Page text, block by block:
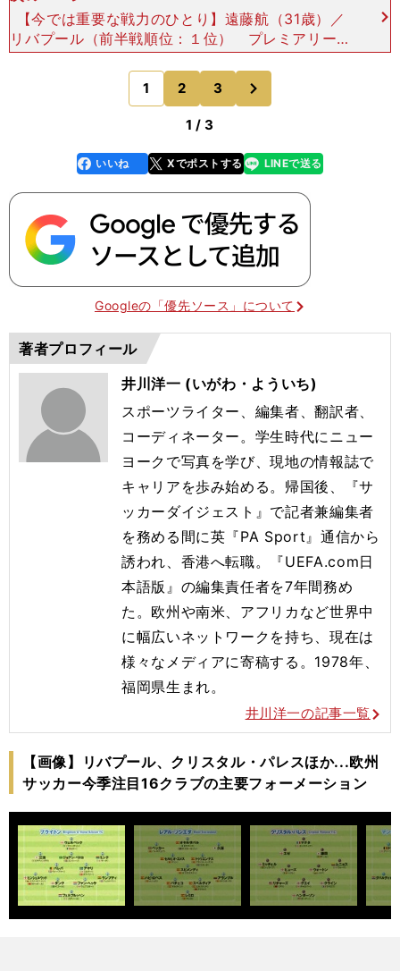
【今では重要な戦力のひとり】遠藤航（31歳）／
リバプール（前半戦順位：１位） プレミアリーグ
前半戦評価：Ｃ（ＡからＥの５段階） 昨季のパフ
ォーマンスにより、遠藤航はリバプールのファンの
カルトヒーロ
1 2 3
1 / 3
faceboo
k
いいね Xでポストする
line LINEで送る
Googleの「優先ソース」について
著者プロフィール
井川洋一 (いがわ・よういち)
スポーツライター、編集者、翻訳者、
コーディネーター。学生時代にニュー
ヨークで写真を学び、現地の情報誌で
キャリアを歩み始める。帰国後、『サ
ッカーダイジェスト』で記者兼編集者
を務める間に英『PA Sport』通信から
誘われ、香港へ転職。『UEFA.com日
本語版』の編集責任者を7年間務め
た。欧州や南米、アフリカなど世界中
に幅広いネットワークを持ち、現在は
様々なメディアに寄稿する。1978年、
福岡県生まれ。
井川洋一の記事一覧
【画像】リバプール、クリスタル・パレスほか...欧州
サッカー今季注目16クラブの主要フォーメーション